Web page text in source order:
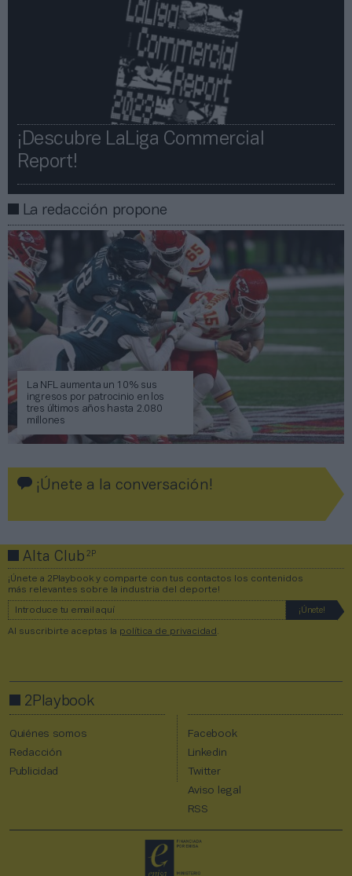
¡Descubre LaLiga Commercial
Report!​​
La redacción propone
La NFL aumenta un 10% sus
ingresos por patrocinio en los
tres últimos años hasta 2.080
millones
¡Únete a la conversación!
Alta Club2P
¡Únete a 2Playbook y comparte con tus contactos los contenidos
más relevantes sobre la industria del deporte!
Al suscribirte aceptas la política de privacidad .
2Playbook
Quiénes somos
Redacción
Publicidad
Facebook
Linkedin
Twitter
Aviso legal
RSS